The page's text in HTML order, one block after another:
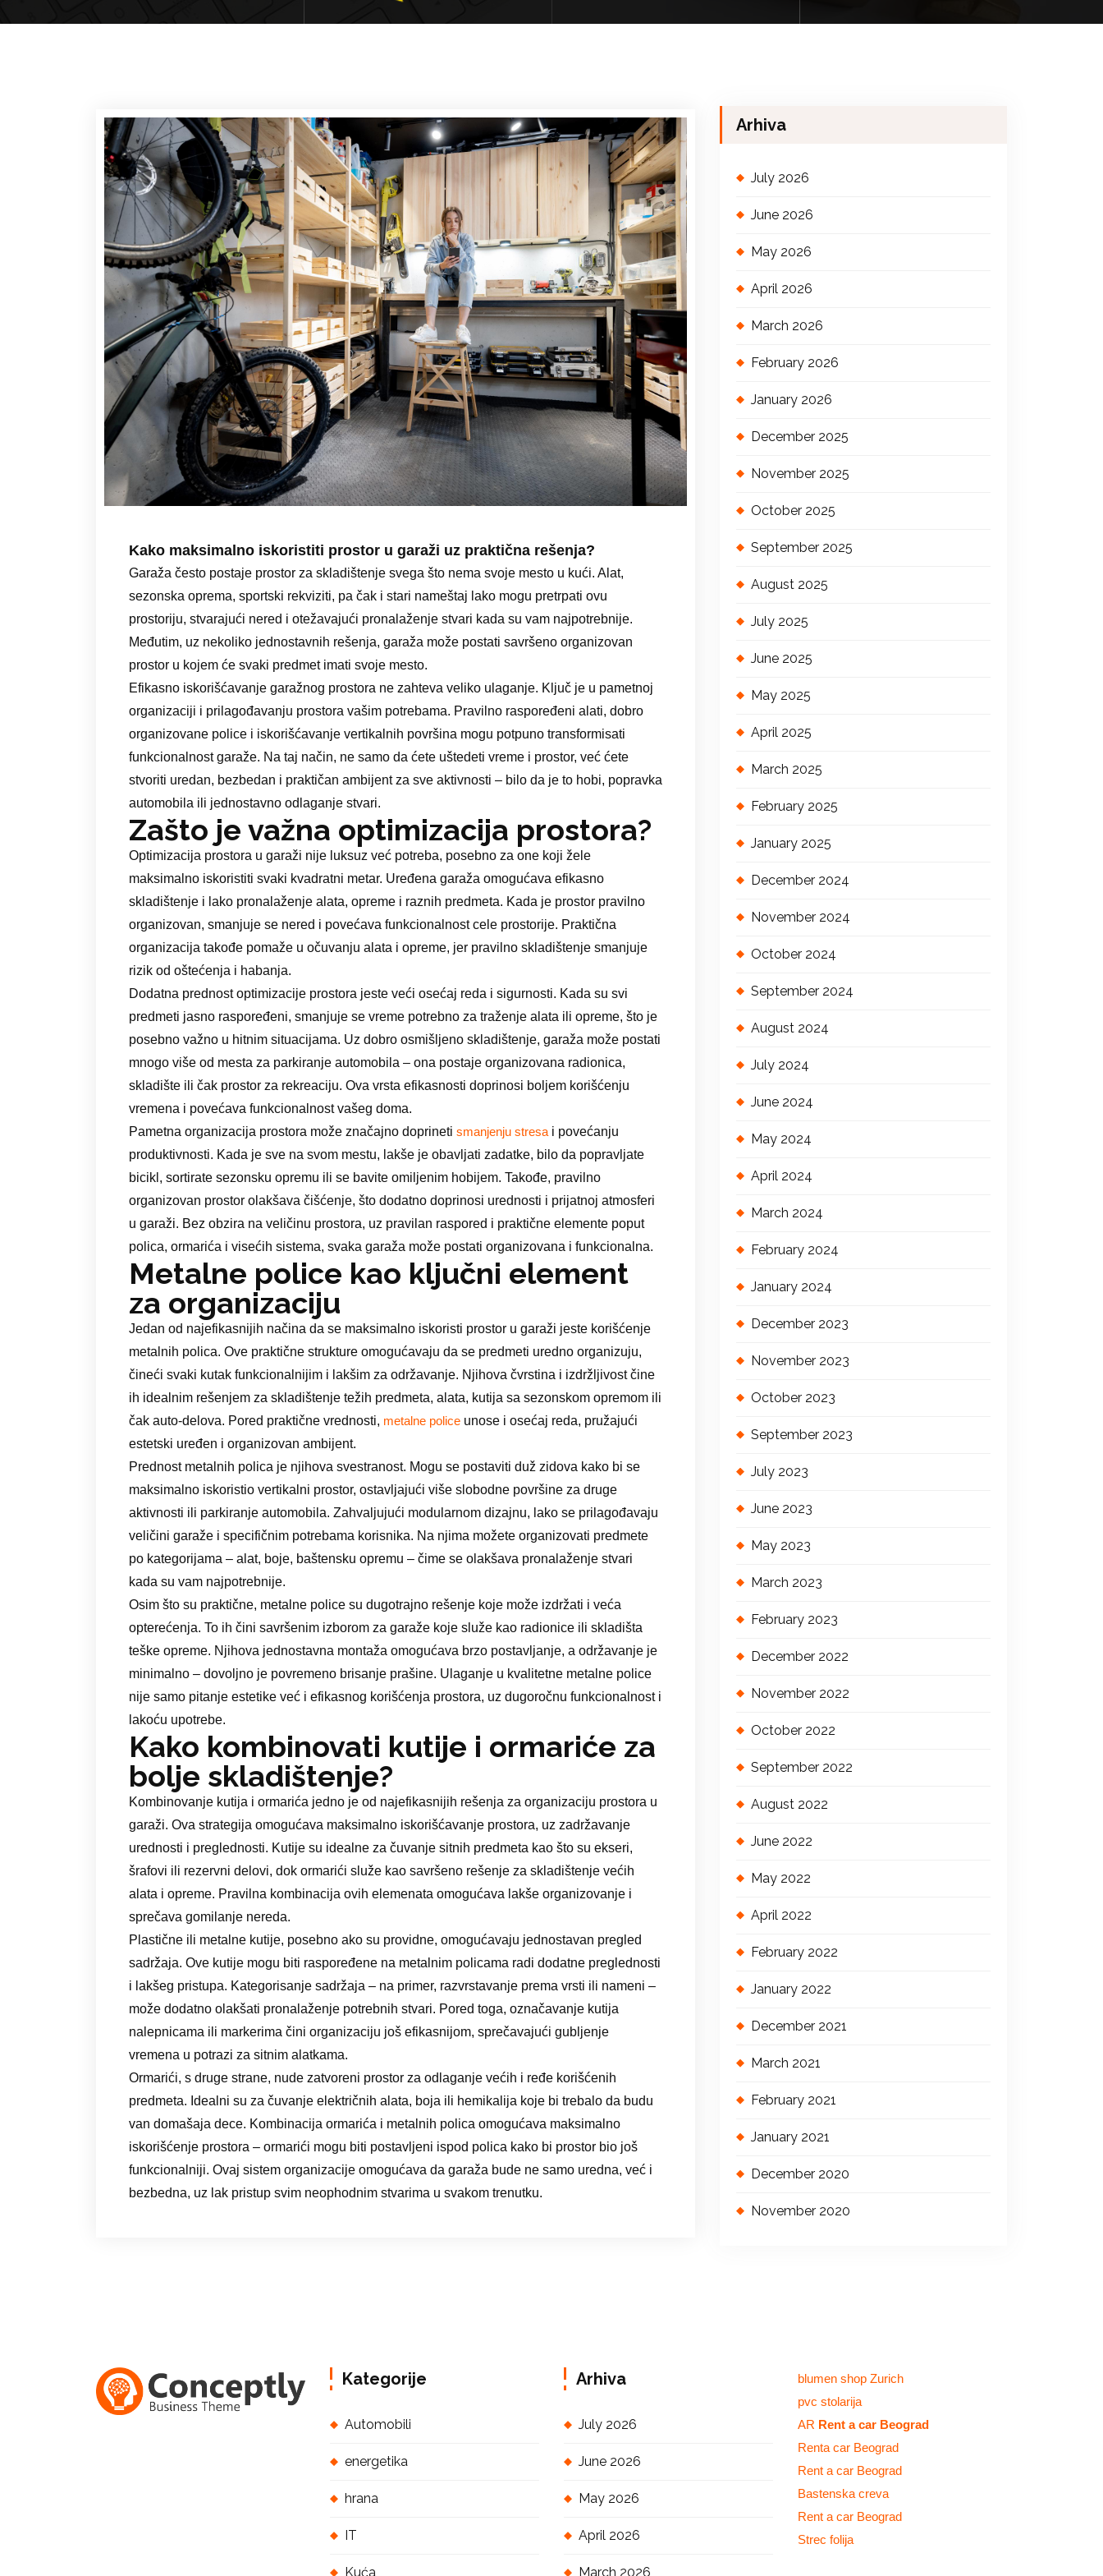
Kako maksimalno iskoristiti prostor u garaži uz praktična rešenja?
Garaža često postaje prostor za skladištenje svega što nema svoje mesto u kući. Alat,
sezonska oprema, sportski rekviziti, pa čak i stari nameštaj lako mogu pretrpati ovu
prostoriju, stvarajući nered i otežavajući pronalaženje stvari kada su vam najpotrebnije.
Međutim, uz nekoliko jednostavnih rešenja, garaža može postati savršeno organizovan
prostor u kojem će svaki predmet imati svoje mesto.
Efikasno iskorišćavanje garažnog prostora ne zahteva veliko ulaganje. Ključ je u pametnoj
organizaciji i prilagođavanju prostora vašim potrebama. Pravilno raspoređeni alati, dobro
organizovane police i iskorišćavanje vertikalnih površina mogu potpuno transformisati
funkcionalnost garaže. Na taj način, ne samo da ćete uštedeti vreme i prostor, već ćete
stvoriti uredan, bezbedan i praktičan ambijent za sve aktivnosti – bilo da je to hobi, popravka
automobila ili jednostavno odlaganje stvari.
Zašto je važna optimizacija prostora?
Optimizacija prostora u garaži nije luksuz već potreba, posebno za one koji žele
maksimalno iskoristiti svaki kvadratni metar. Uređena garaža omogućava efikasno
skladištenje i lako pronalaženje alata, opreme i raznih predmeta. Kada je prostor pravilno
organizovan, smanjuje se nered i povećava funkcionalnost cele prostorije. Praktična
organizacija takođe pomaže u očuvanju alata i opreme, jer pravilno skladištenje smanjuje
rizik od oštećenja i habanja.
Dodatna prednost optimizacije prostora jeste veći osećaj reda i sigurnosti. Kada su svi
predmeti jasno raspoređeni, smanjuje se vreme potrebno za traženje alata ili opreme, što je
posebno važno u hitnim situacijama. Uz dobro osmišljeno skladištenje, garaža može postati
mnogo više od mesta za parkiranje automobila – ona postaje organizovana radionica,
skladište ili čak prostor za rekreaciju. Ova vrsta efikasnosti doprinosi boljem korišćenju
vremena i povećava funkcionalnost vašeg doma.
Pametna organizacija prostora može značajno doprineti smanjenju stresa i povećanju
produktivnosti. Kada je sve na svom mestu, lakše je obavljati zadatke, bilo da popravljate
bicikl, sortirate sezonsku opremu ili se bavite omiljenim hobijem. Takođe, pravilno
organizovan prostor olakšava čišćenje, što dodatno doprinosi urednosti i prijatnoj atmosferi
u garaži. Bez obzira na veličinu prostora, uz pravilan raspored i praktične elemente poput
polica, ormarića i visećih sistema, svaka garaža može postati organizovana i funkcionalna.
Metalne police kao ključni element
za organizaciju
Jedan od najefikasnijih načina da se maksimalno iskoristi prostor u garaži jeste korišćenje
metalnih polica. Ove praktične strukture omogućavaju da se predmeti uredno organizuju,
čineći svaki kutak funkcionalnijim i lakšim za održavanje. Njihova čvrstina i izdržljivost čine
ih idealnim rešenjem za skladištenje težih predmeta, alata, kutija sa sezonskom opremom ili
čak auto-delova. Pored praktične vrednosti, metalne police unose i osećaj reda, pružajući
estetski uređen i organizovan ambijent.
Prednost metalnih polica je njihova svestranost. Mogu se postaviti duž zidova kako bi se
maksimalno iskoristio vertikalni prostor, ostavljajući više slobodne površine za druge
aktivnosti ili parkiranje automobila. Zahvaljujući modularnom dizajnu, lako se prilagođavaju
veličini garaže i specifičnim potrebama korisnika. Na njima možete organizovati predmete
po kategorijama – alat, boje, baštensku opremu – čime se olakšava pronalaženje stvari
kada su vam najpotrebnije.
Osim što su praktične, metalne police su dugotrajno rešenje koje može izdržati i veća
opterećenja. To ih čini savršenim izborom za garaže koje služe kao radionice ili skladišta
teške opreme. Njihova jednostavna montaža omogućava brzo postavljanje, a održavanje je
minimalno – dovoljno je povremeno brisanje prašine. Ulaganje u kvalitetne metalne police
nije samo pitanje estetike već i efikasnog korišćenja prostora, uz dugoročnu funkcionalnost i
lakoću upotrebe.
Kako kombinovati kutije i ormariće za
bolje skladištenje?
Kombinovanje kutija i ormarića jedno je od najefikasnijih rešenja za organizaciju prostora u
garaži. Ova strategija omogućava maksimalno iskorišćavanje prostora, uz zadržavanje
urednosti i preglednosti. Kutije su idealne za čuvanje sitnih predmeta kao što su ekseri,
šrafovi ili rezervni delovi, dok ormarići služe kao savršeno rešenje za skladištenje većih
alata i opreme. Pravilna kombinacija ovih elemenata omogućava lakše organizovanje i
sprečava gomilanje nereda.
Plastične ili metalne kutije, posebno ako su providne, omogućavaju jednostavan pregled
sadržaja. Ove kutije mogu biti raspoređene na metalnim policama radi dodatne preglednosti
i lakšeg pristupa. Kategorisanje sadržaja – na primer, razvrstavanje prema vrsti ili nameni –
može dodatno olakšati pronalaženje potrebnih stvari. Pored toga, označavanje kutija
nalepnicama ili markerima čini organizaciju još efikasnijom, sprečavajući gubljenje
vremena u potrazi za sitnim alatkama.
Ormarići, s druge strane, nude zatvoreni prostor za odlaganje većih i ređe korišćenih
predmeta. Idealni su za čuvanje električnih alata, boja ili hemikalija koje bi trebalo da budu
van domašaja dece. Kombinacija ormarića i metalnih polica omogućava maksimalno
iskorišćenje prostora – ormarići mogu biti postavljeni ispod polica kako bi prostor bio još
funkcionalniji. Ovaj sistem organizacije omogućava da garaža bude ne samo uredna, već i
bezbedna, uz lak pristup svim neophodnim stvarima u svakom trenutku.
Arhiva
July 2026
June 2026
May 2026
April 2026
March 2026
February 2026
January 2026
December 2025
November 2025
October 2025
September 2025
August 2025
July 2025
June 2025
May 2025
April 2025
March 2025
February 2025
January 2025
December 2024
November 2024
October 2024
September 2024
August 2024
July 2024
June 2024
May 2024
April 2024
March 2024
February 2024
January 2024
December 2023
November 2023
October 2023
September 2023
July 2023
June 2023
May 2023
March 2023
February 2023
December 2022
November 2022
October 2022
September 2022
August 2022
June 2022
May 2022
April 2022
February 2022
January 2022
December 2021
March 2021
February 2021
January 2021
December 2020
November 2020
Kategorije
Automobili
energetika
hrana
IT
Kuća
Arhiva
July 2026
June 2026
May 2026
April 2026
March 2026
blumen shop Zurich
pvc stolarija
AR Rent a car Beograd
Renta car Beograd
Rent a car Beograd
Bastenska creva
Rent a car Beograd
Strec folija